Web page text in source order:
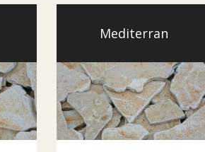
Mediterran